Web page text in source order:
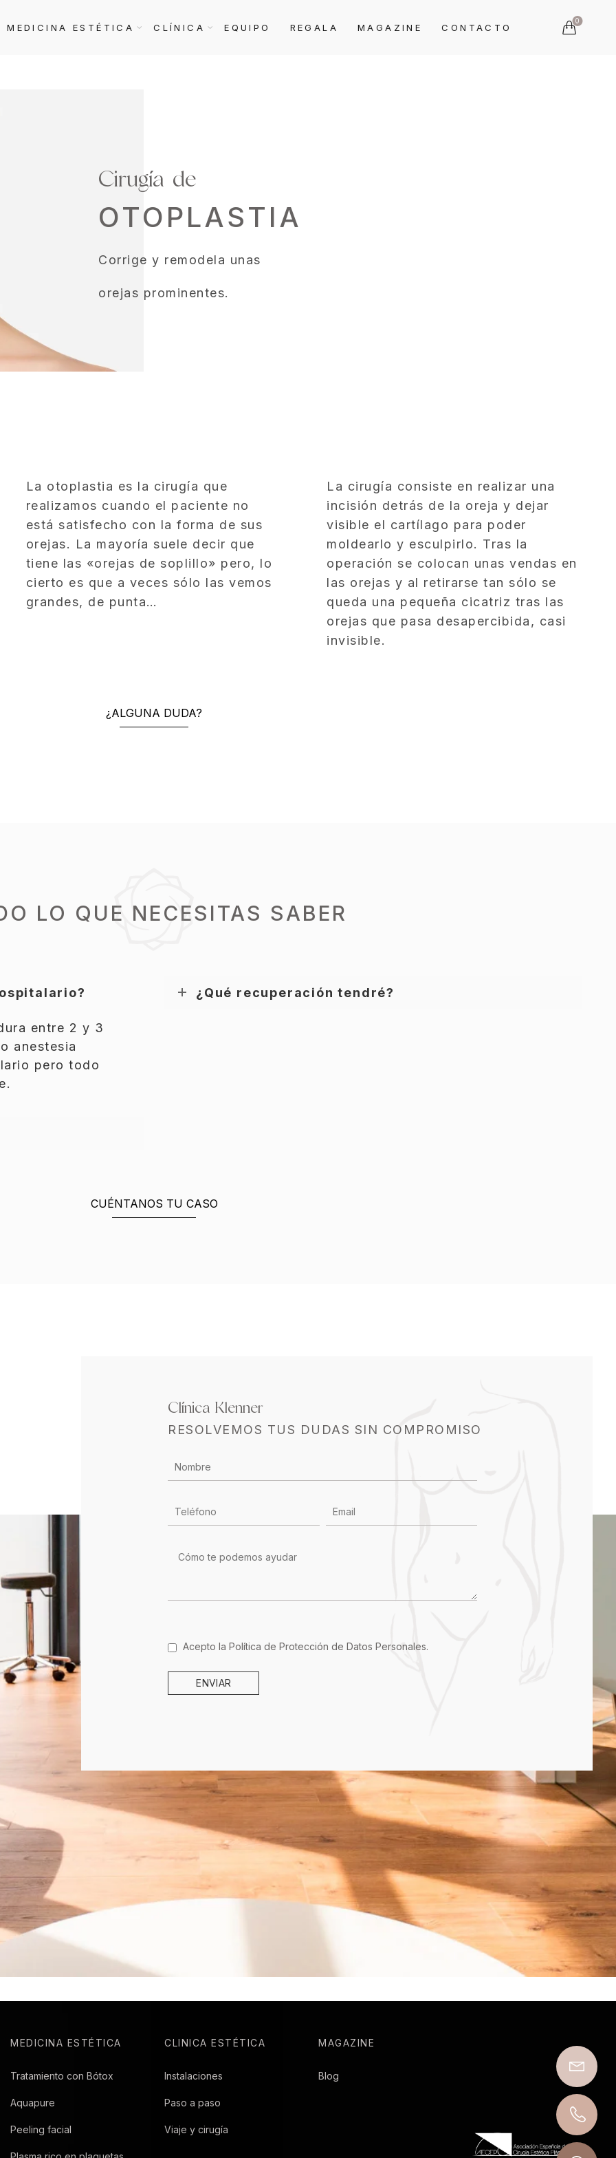
MEDICINA ESTÉTICA CLÍNICA EQUIPO REGALA MAGAZINE CONTACTO
0
Cirugía de
OTOPLASTIA
Corrige y remodela unas
orejas prominentes.
La otoplastia es la cirugía que
realizamos cuando el paciente no
está satisfecho con la forma de sus
orejas. La mayoría suele decir que
tiene las «orejas de soplillo» pero, lo
cierto es que a veces sólo las vemos
grandes, de punta…
La cirugía consiste en realizar una
incisión detrás de la oreja y dejar
visible el cartílago para poder
moldearlo y esculpirlo. Tras la
operación se colocan unas vendas en
las orejas y al retirarse tan sólo se
queda una pequeña cicatriz tras las
orejas que pasa desapercibida, casi
invisible.
¿ALGUNA DUDA?
LO QUE NECESITAS SABER
entre 2 y 3
anestesia
pero todo
¿Qué recuperación tendré?
CUÉNTANOS TU CASO
Clínica Klenner
RESOLVEMOS TUS DUDAS SIN COMPROMISO
CONTACTO
Acepto laPolítica de Protección de Datos Personales.
ENVIAR
MEDICINA ESTÉTICA
Tratamiento con Bótox
Aquapure
Peeling facial
CLINICA ESTÉTICA
Instalaciones
Paso a paso
Viaje y cirugía
MAGAZINE
Blog